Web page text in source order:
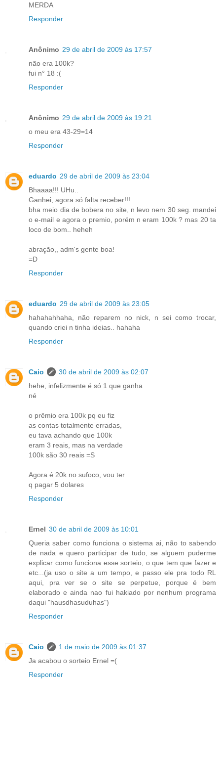
MERDA
Responder
Anônimo 29 de abril de 2009 às 17:57
não era 100k?
fui n° 18 :(
Responder
Anônimo 29 de abril de 2009 às 19:21
o meu era 43-29=14
Responder
eduardo 29 de abril de 2009 às 23:04
Bhaaaa!!! UHu..
Ganhei, agora só falta receber!!!
bha meio dia de bobera no site, n levo nem 30 seg. mandei
o e-mail e agora o premio, porém n eram 100k ? mas 20 ta
loco de bom.. heheh
abração,, adm's gente boa!
=D
Responder
eduardo 29 de abril de 2009 às 23:05
hahahahhaha, não reparem no nick, n sei como trocar,
quando criei n tinha ideias.. hahaha
Responder
Caio
30 de abril de 2009 às 02:07
hehe, infelizmente é só 1 que ganha
né
o prêmio era 100k pq eu fiz
as contas totalmente erradas,
eu tava achando que 100k
eram 3 reais, mas na verdade
100k são 30 reais =S
Agora é 20k no sufoco, vou ter
q pagar 5 dolares
Responder
Ernel 30 de abril de 2009 às 10:01
Queria saber como funciona o sistema ai, não to sabendo
de nada e quero participar de tudo, se alguem puderme
explicar como funciona esse sorteio, o que tem que fazer e
etc...(ja uso o site a um tempo, e passo ele pra todo RL
aqui, pra ver se o site se perpetue, porque é bem
elaborado e ainda nao fui hakiado por nenhum programa
daqui "hausdhasuduhas")
Responder
Caio
1 de maio de 2009 às 01:37
Ja acabou o sorteio Ernel =(
Responder